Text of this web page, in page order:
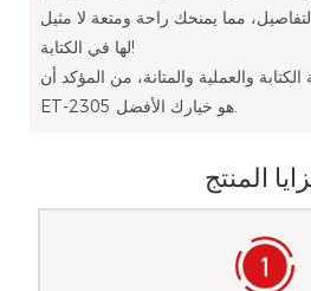
مما يمنحك راحة ومتعة لا مثيل
لها في الكتابة!
والعملية والمتانة، من المؤكد أن
ET-2305 هو خيارك الأفضل.
المنتج